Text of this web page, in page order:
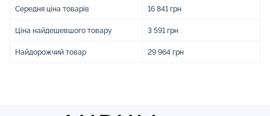
Середня ціна товарів 16 841 грн
Ціна найдешевшого товару 3 591 грн
Найдорожчий товар 29 964 грн